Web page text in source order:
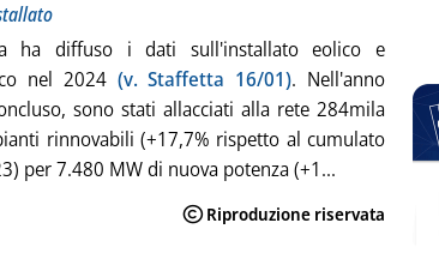
ha diffuso i dati sull'installato eolico e
nel 2024 (v. Staffetta 16/01). Nell'anno
sono stati allacciati alla rete 284mila
rinnovabili (+17,7% rispetto al cumulato
per 7.480 MW di nuova potenza (+1...